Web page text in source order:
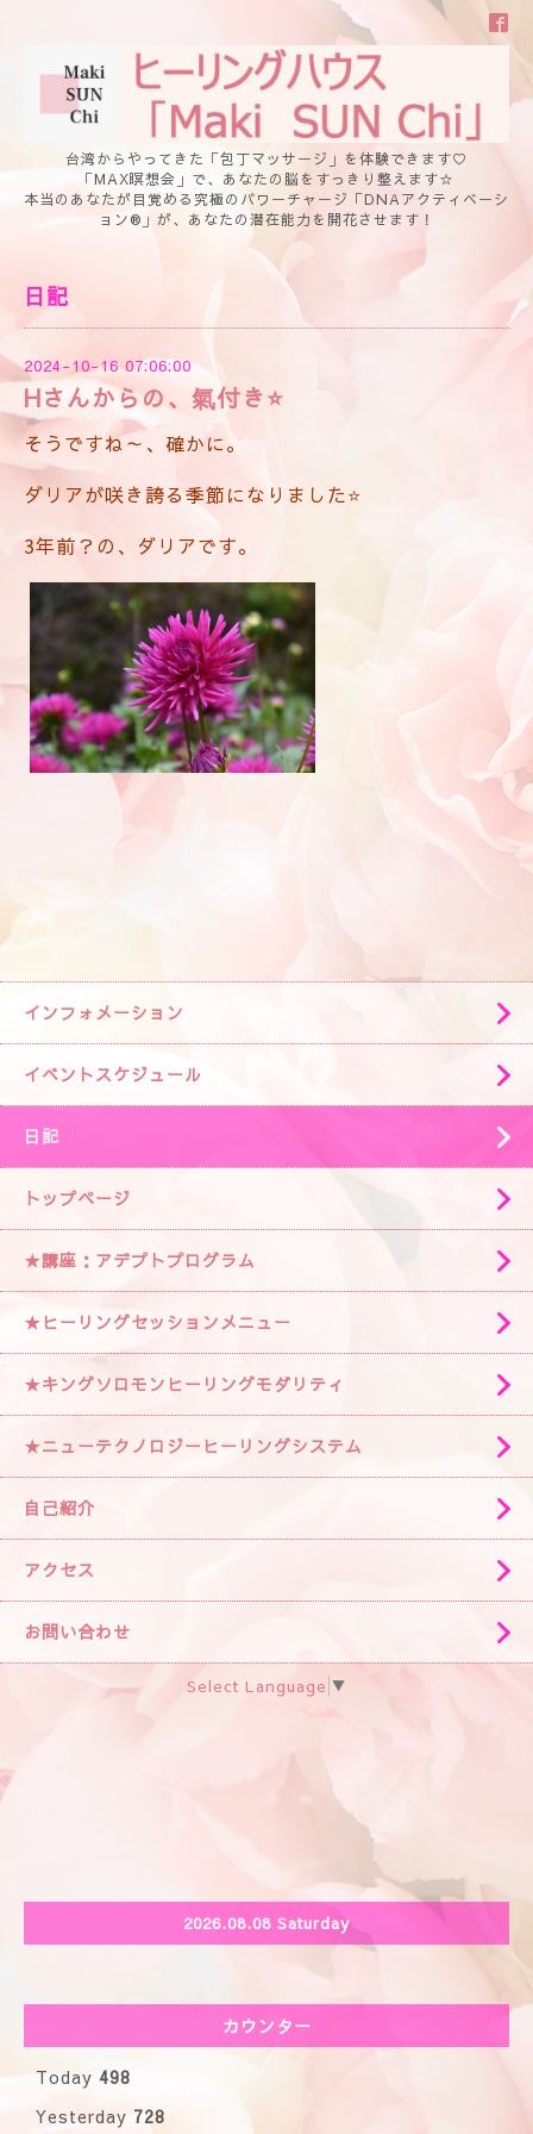
台湾からやってきた「包丁マッサージ」を体験できます♡
「MAX瞑想会」で、あなたの脳をすっきり整えます☆
本当のあなたが目覚める究極のパワーチャージ「DNAアクティベーシ
ョン®」が、あなたの潜在能力を開花させます！
日記
2024-10-16 07:06:00
Hさんからの、氣付き⭐️
そうですね～、確かに。
ダリアが咲き誇る季節になりました⭐️
3年前？ の、ダリアです。
インフォメーション
イベントスケジュール
日記
トップページ
★講座：アデプトプログラム
★ヒーリングセッションメニュー
★キングソロモンヒーリングモダリティ
★ニューテクノロジーヒーリングシステム
自己紹介
アクセス
お問い合わせ
Select Language ▼
2026.08.08 Saturday
カウンター
Today 498
Yesterday 728